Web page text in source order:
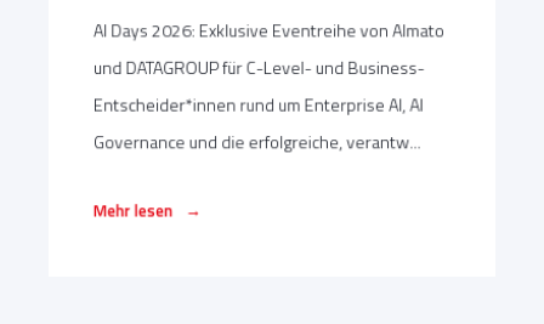
AI Days 2026: Exklusive Eventreihe von Almato
und DATAGROUP für C-Level- und Business-
Entscheider*innen rund um Enterprise AI, AI
Governance und die erfolgreiche, verantw...
Mehr lesen →